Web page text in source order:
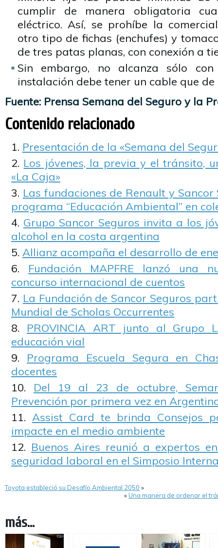
cumplir de manera obligatoria
eléctrico. Así, se prohíbe la
otro tipo de fichas (enchufes) y
de tres patas planas, con conexión a
Sin embargo, no alcanza sólo
instalación debe tener un cable que
Fuente: Prensa Semana del Seguro y la
Contenido relacionado
Presentación de la «Semana del
Los jóvenes, la previa y el tránsito,
«La Caja»
Las fundaciones de Renault y
programa “Educación Ambiental” en
Grupo Sancor Seguros invita a los
alcohol en la costa argentina
Allianz acompaña el desarrollo de
Fundación MAPFRE lanzó una
concurso internacional de cuentos
La Fundación de Sancor Seguros
Mundial de Scholas Occurrentes
PROVINCIA ART junto al Grupo
educación vial
Programa Escuela Segura en
docentes
Del 19 al 23 de octubre,
Prevención por primera vez en
Assist Card te brinda Consejos
impacte en el medio ambiente
Buenos Aires reunió a expertos
seguridad laboral en el Simposio
Toyota estableció su Desafío Ambiental 2050 »
«Una manera de ordenar el
más...